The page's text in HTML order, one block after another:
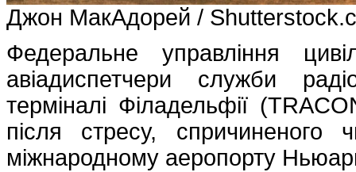
Джон МакАдорей /
Федеральне управління
авіадиспетчери служби
терміналі Філадельфії
після стресу,
міжнародному аеропорту